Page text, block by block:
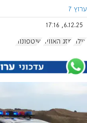
ערוץ 7
6.12.25, 17:16
אילת מזג האוויר שיטפונות